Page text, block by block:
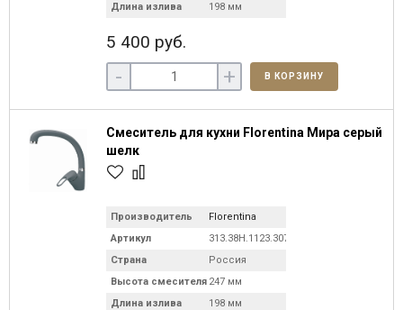
Длина излива
198 мм
5 400 руб.
- + В КОРЗИНУ
Смеситель для кухни Florentina Мира серый
шелк
Производитель
Florentina
Артикул
313.38H.1123.307
Страна
Россия
Высота смесителя 247 мм
Длина излива
198 мм